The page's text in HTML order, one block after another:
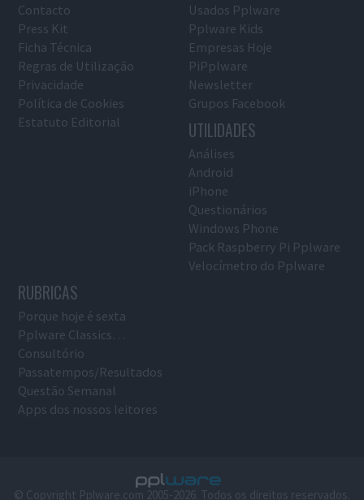
Contacto
Press Kit
Ficha Técnica
Regras de Utilização
Privacidade
Política de Cookies
Estatuto Editorial
Usados Pplware
Pplware Kids
Empresas Hoje
PiPplware
Newsletter
Grupos Facebook
UTILIDADES
Análises
Android
iPhone
Questionários
Windows Phone
Pack Raspberry Pi Pplware
Velocímetro do Pplware
RUBRICAS
Porque hoje é sexta
Pplware Classics…
Consultório
Passatempos/Resultados
Questão Semanal
Apps dos nossos leitores
© Copyright Pplware.com 2005-2026. Todos os direitos reservados.